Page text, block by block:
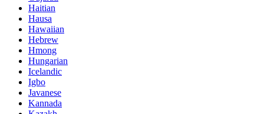
Haitian
Hausa
Hawaiian
Hebrew
Hmong
Hungarian
Icelandic
Igbo
Javanese
Kannada